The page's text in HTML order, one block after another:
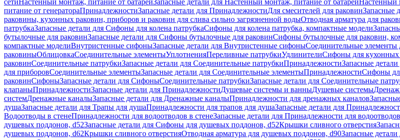
сетиНастенный монтаж, питание от батарейЗапасные детали для Настенный монтаж, питание от батарейНастенный
питание от генератораПринадлежностиЗапасные детали для ПринадлежностиДля смесителей для раковинЗапасные
раковины, кухонных раковин, приборов и раковин для слива сильно загрязненной водыОтводная арматура для
патрубкаЗапасные детали для Сифоны для колена патрубкаСифоны для колена патрубка, компактные модели
бутылочные для раковинЗапасные детали для Сифоны бутылочные для раковинСифоны бутылочные для раковин,
компактные моделиВнутристенные сифоныЗапасные детали для Внутристенные сифоныСоединительные элементы
раковиныОблицовкаСоединительные элементыУплотненияПереливные патрубкиУдлинителиСифоны для кухонных
раковинСоединительные патрубкиЗапасные детали для Соединительные патрубкиПринадлежностиЗапасные
для приборовСоединительные элементыЗапасные детали для Соединительные элементыПринадлежностиСифоны
раковинСифоныЗапасные детали для СифоныСоединительные патрубкиЗапасные детали для Соединительные
клапаныПринадлежностиЗапасные детали для ПринадлежностиДушевые системы и ванныДушевые системы
системДренажные каналыЗапасные детали для Дренажные каналыПринадлежности для дренажных каналов
душаЗапасные детали для Трапы для душаПринадлежности для трапов для душаЗапасные детали для
Водоотводы в стенеПринадлежности для водоотводов в стенеЗапасные детали для Принадлежности для
душевых поддонов, d52Запасные детали для Сифоны для душевых поддонов, d52Крышки сливного отверстия
душевых поддонов, d62Крышки сливного отверстияОтводная арматура для душевых поддонов, d90Запасные